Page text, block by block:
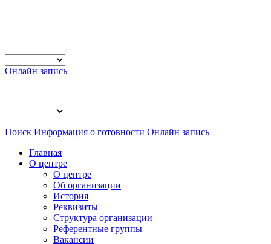
Онлайн запись
Поиск Информация о готовности Онлайн запись
Главная
О центре
О центре
Об организации
История
Реквизиты
Структура организации
Референтные группы
Вакансии